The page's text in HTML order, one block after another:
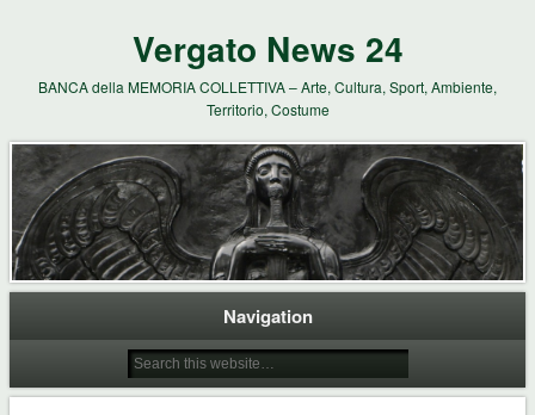
Vergato News 24
BANCA della MEMORIA COLLETTIVA – Arte, Cultura, Sport, Ambiente,
Territorio, Costume
Navigation